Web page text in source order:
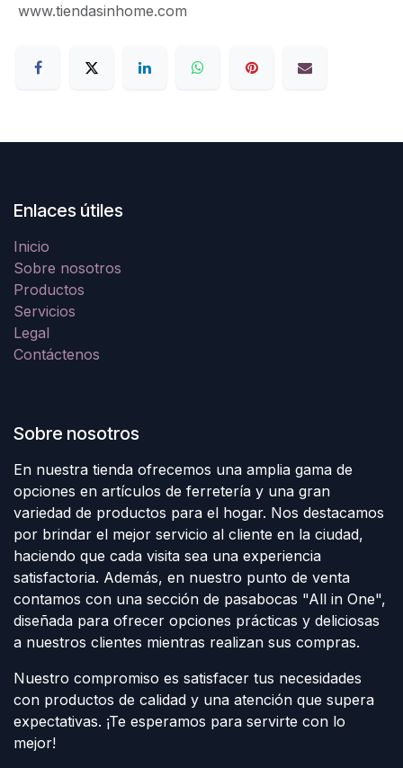
www.tiendasinhome.com
Enlaces útiles
Inicio
Sobre nosotros
Productos
Servicios
Legal
Contáctenos
Sobre nosotros
En nuestra tienda ofrecemos una amplia gama de
opciones en artículos de ferretería y una gran
variedad de productos para el hogar. Nos destacamos
por brindar el mejor servicio al cliente en la ciudad,
haciendo que cada visita sea una experiencia
satisfactoria. Además, en nuestro punto de venta
contamos con una sección de pasabocas "All in One",
diseñada para ofrecer opciones prácticas y deliciosas
a nuestros clientes mientras realizan sus compras.
Nuestro compromiso es satisfacer tus necesidades
con productos de calidad y una atención que supera
expectativas. ¡Te esperamos para servirte con lo
mejor!